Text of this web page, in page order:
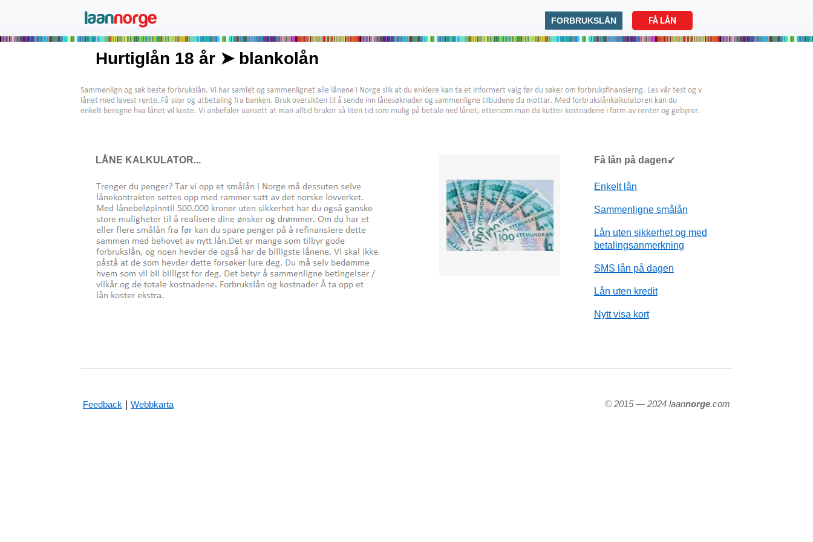
FORBRUKSLÅN FÅ LÅN
Hurtiglån 18 år ➤ blankolån
LÅNE KALKULATOR... Få lån på dagen↙
Enkelt lån
Sammenligne smålån
Lån uten sikkerhet og med
betalingsanmerkning
SMS lån på dagen
Lån uten kredit
Nytt visa kort
Feedback | Webbkarta © 2015 — 2024 laannorge.com